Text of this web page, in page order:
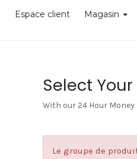
Espace client Magasin
Select
With our 24 Hour Money
Le groupe de